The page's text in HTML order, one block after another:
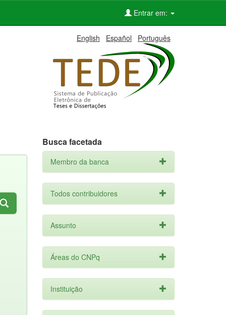
Entrar em:
English Español Português
Busca facetada
Membro da banca
Todos contribuidores
Assunto
Áreas do CNPq
Instituição